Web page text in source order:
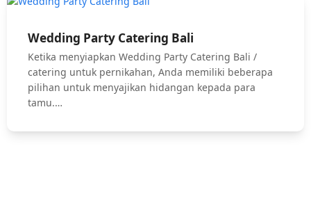
Wedding Party Catering Bali
Ketika menyiapkan Wedding Party Catering Bali /
catering untuk pernikahan, Anda memiliki beberapa
pilihan untuk menyajikan hidangan kepada para
tamu.…